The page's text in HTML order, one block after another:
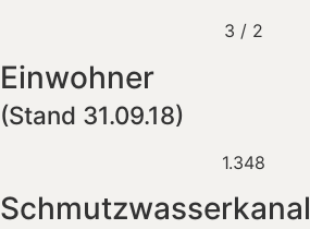
3 / 2
Einwohner
(Stand 31.09.18)
1.348
Schmutz­wasserkanal